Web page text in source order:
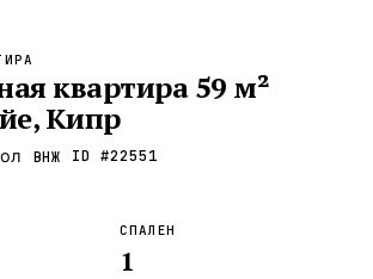
—Локация Россия · 2
квартира 59 м²
Кипр
ВНЖ ID #22551
СПАЛЕН
1